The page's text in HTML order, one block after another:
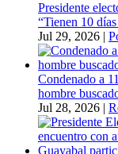
Presidente
“Tienen 10
Jul 29, 2026 |
Condenado a
hombre
Jul 28, 2026 |